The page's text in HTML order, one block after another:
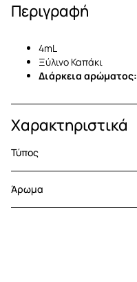
Περιγραφή
4mL
Ξύλινο Καπάκι
Διάρκεια αρώματος:
Χαρακτηριστικά
Τύπος
Άρωμα